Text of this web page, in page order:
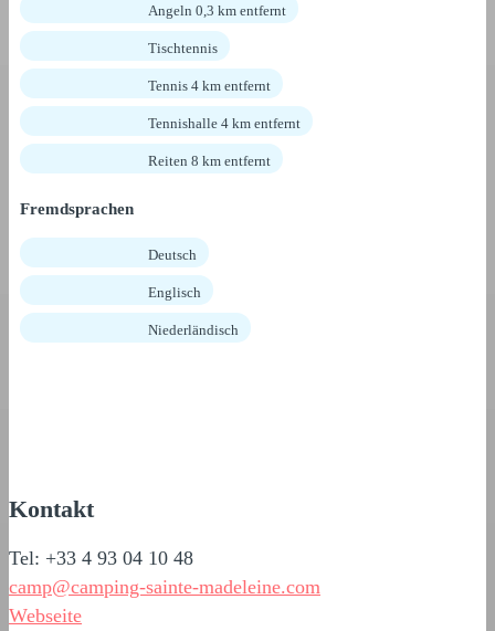
Angeln 0,3 km entfernt
Tischtennis
Tennis 4 km entfernt
Tennishalle 4 km entfernt
Reiten 8 km entfernt
Fremdsprachen
Deutsch
Englisch
Niederländisch
Kontakt
Tel: +33 4 93 04 10 48
camp@camping-sainte-madeleine.com
Webseite